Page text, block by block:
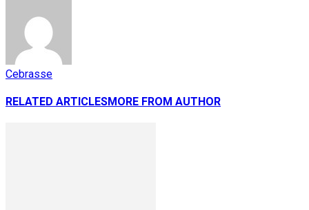
Cebrasse
RELATED ARTICLESMORE FROM AUTHOR